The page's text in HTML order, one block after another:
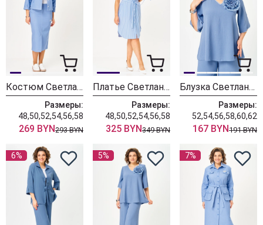
Костюм Светлана-Стиль 2315 голубой
Размеры:
48,50,52,54,56,58
269 BYN293 BYN
Платье Светлана-Стиль 2122 голубой полоска
Размеры:
48,50,52,54,56,58
325 BYN349 BYN
Блузка Светлана-Стиль 3025 индиго
Размеры:
52,54,56,58,60,62
167 BYN191 BYN
6% 5% 7%